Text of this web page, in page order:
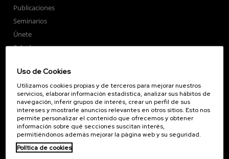
Publicaciones
Seminarios
Únete
Sala de prensa
Corporate Compliance
Nanomagnetismo
Nanoóptica
Autoensamblado
Nanobiosistemas
Nanodispositivos
Microscopía Electrónica
Uso de Cookies
Utilizamos cookies propias y de terceros para mejorar nuestros
servicios, elaborar información estadística, analizar sus hábitos de
navegación, inferir grupos de interés, crear un perfil de sus
intereses y mostrarle anuncios relevantes en otros sitios. Esto nos
permite personalizar el contenido que ofrecemos y obtener
información sobre qué secciones suscitan interés,
permitiéndonos además mejorar la página web y su seguridad.
Política de cookies